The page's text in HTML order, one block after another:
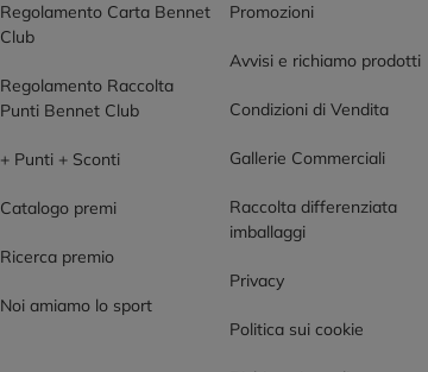
Regolamento Carta Bennet
Club
Regolamento Raccolta
Punti Bennet Club
+ Punti + Sconti
Catalogo premi
Ricerca premio
Noi amiamo lo sport
Promozioni
Avvisi e richiamo prodotti
Condizioni di Vendita
Gallerie Commerciali
Raccolta differenziata
imballaggi
Privacy
Politica sui cookie